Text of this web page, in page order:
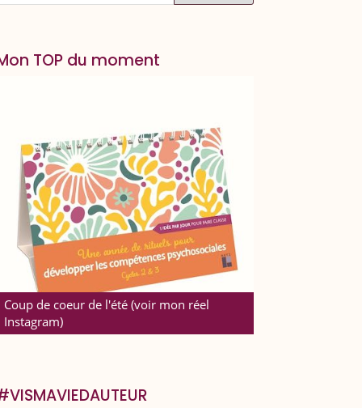
TOP du moment
Coup de coeur de l'été (voir mon réel
Instagram)